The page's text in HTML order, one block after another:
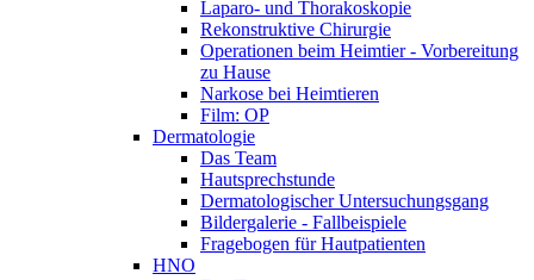
Laparo- und Thorakoskopie
Rekonstruktive Chirurgie
Operationen beim Heimtier - Vorbereitung
zu Hause
Narkose bei Heimtieren
Film: OP
Dermatologie
Das Team
Hautsprechstunde
Dermatologischer Untersuchungsgang
Bildergalerie - Fallbeispiele
Fragebogen für Hautpatienten
HNO